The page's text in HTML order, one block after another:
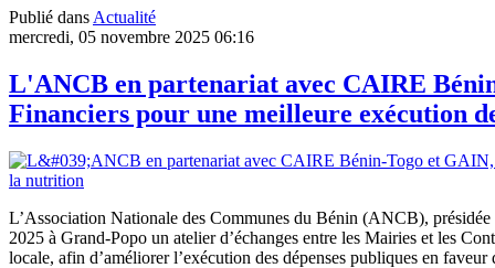
Publié dans Actualité
mercredi, 05 novembre 2025 06:16
L'ANCB en partenariat avec CAIRE
Financiers pour une meilleure exécution
L’Association Nationale des Communes du Bénin (ANCB),
2025 à Grand-Popo un atelier d’échanges entre les Mairies et les
locale, afin d’améliorer l’exécution des dépenses publiques en